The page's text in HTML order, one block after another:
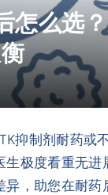
怎么选
抑制剂耐药或
极度看重无
，助您在耐